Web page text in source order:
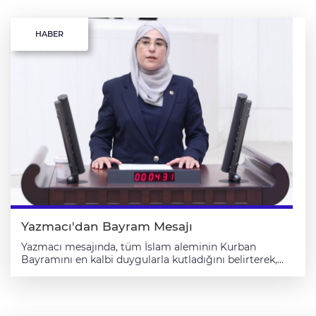
HABER
Yazmacı'dan Bayram Mesajı
Yazmacı mesajında, tüm İslam aleminin Kurban
Bayramını en kalbi duygularla kutladığını belirterek,